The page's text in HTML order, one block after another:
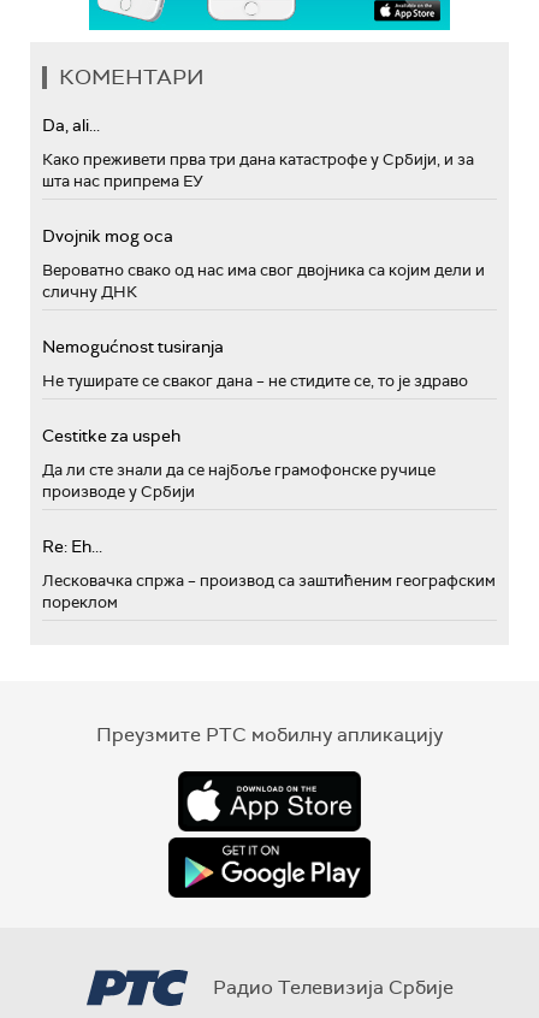
КОМЕНТАРИ
Da, ali...
Како преживети прва три дана катастрофе у Србији, и за
шта нас припрема ЕУ
Dvojnik mog oca
Вероватно свако од нас има свог двојника са којим дели и
сличну ДНК
Nemogućnost tusiranja
Не туширате се сваког дана – не стидите се, то је здраво
Cestitke za uspeh
Да ли сте знали да се најбоље грамофонске ручице
производе у Србији
Re: Eh...
Лесковачка спржа – производ са заштићеним географским
пореклом
Преузмите РТС мобилну апликацију
Радио Телевизија Србије